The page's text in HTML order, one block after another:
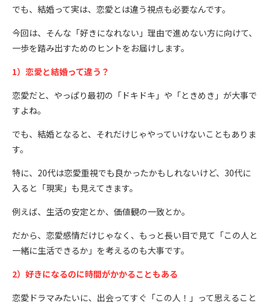
でも、結婚って実は、恋愛とは違う視点も必要なんです。
今回は、そんな「好きになれない」理由で進めない方に向けて、
一歩を踏み出すためのヒントをお届けします。
1）恋愛と結婚って違う？
恋愛だと、やっぱり最初の「ドキドキ」や「ときめき」が大事で
すよね。
でも、結婚となると、それだけじゃやっていけないこともありま
す。
特に、20代は恋愛重視でも良かったかもしれないけど、30代に
入ると「現実」も見えてきます。
例えば、生活の安定とか、価値観の一致とか。
だから、恋愛感情だけじゃなく、もっと長い目で見て「この人と
一緒に生活できるか」を考えるのも大事です。
2）好きになるのに時間がかかることもある
恋愛ドラマみたいに、出会ってすぐ「この人！」って思えること